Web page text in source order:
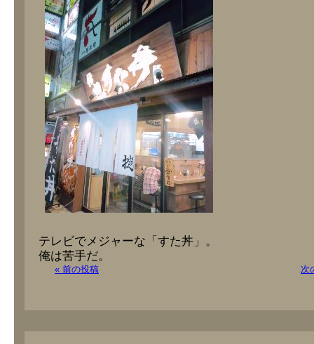
テレビでメジャーな「すた丼」。
俺は苦手だ。
« 前の投稿 次